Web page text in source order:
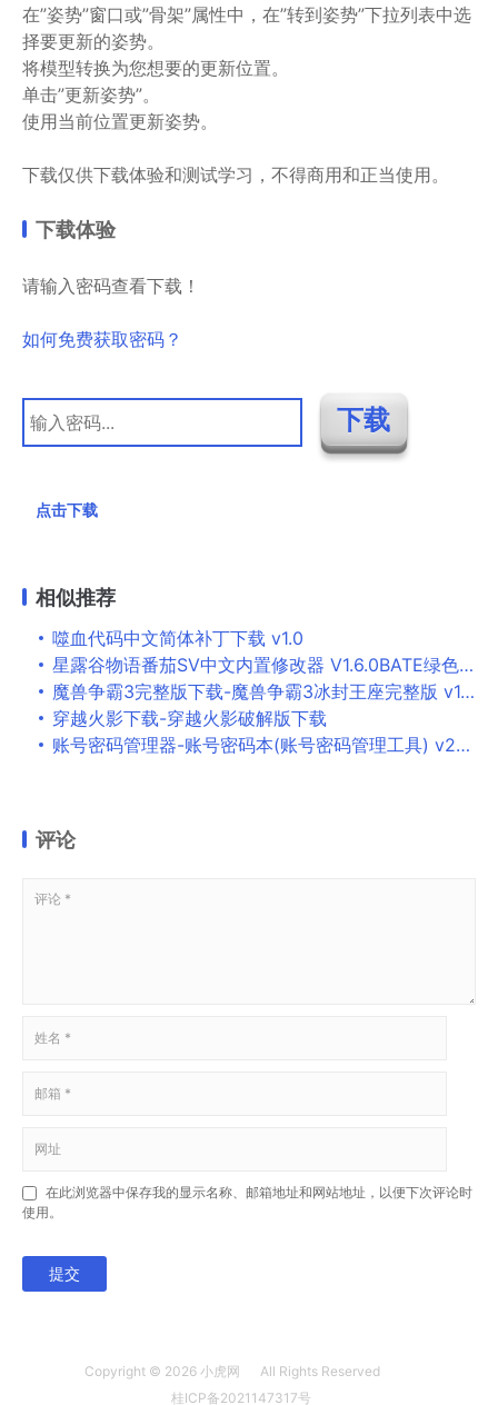
在”姿势”窗口或”骨架”属性中，在”转到姿势”下拉列表中选
择要更新的姿势。
将模型转换为您想要的更新位置。
单击”更新姿势”。
使用当前位置更新姿势。
下载仅供下载体验和测试学习，不得商用和正当使用。
下载体验
请输入密码查看下载！
如何免费获取密码？
点击下载
相似推荐
噬血代码中文简体补丁下载 v1.0
星露谷物语番茄SV中文内置修改器 V1.6.0BATE绿色版下载
魔兽争霸3完整版下载-魔兽争霸3冰封王座完整版 v1.30中文版(附海量地图)下载
穿越火影下载-穿越火影破解版下载
账号密码管理器-账号密码本(账号密码管理工具) v2021绿色版下载
评论
在此浏览器中保存我的显示名称、邮箱地址和网站地址，以便下次评论时
使用。
提交
Copyright © 2026 小虎网
All Rights Reserved
桂ICP备2021147317号